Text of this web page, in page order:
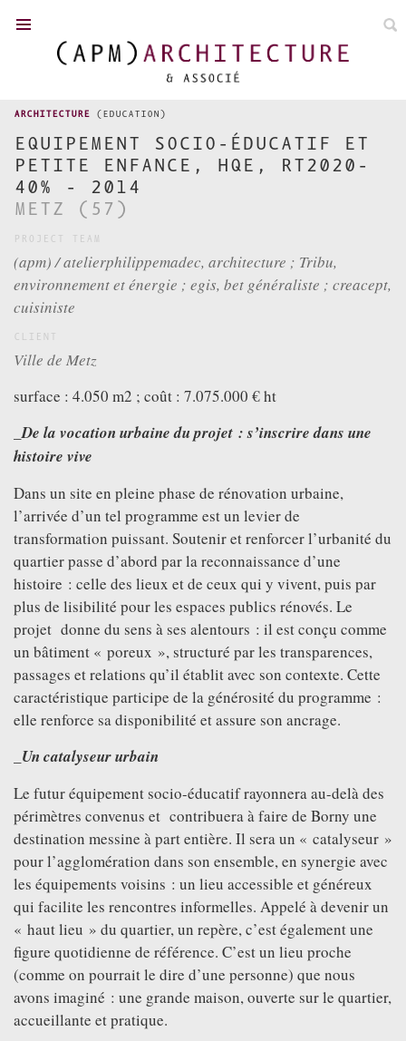
ARCHITECTURE (EDUCATION)
EQUIPEMENT SOCIO-ÉDUCATIF ET
PETITE ENFANCE, HQE, RT2020-
40% - 2014
METZ (57)
PROJECT TEAM
(apm) / atelierphilippemadec, architecture ; Tribu,
environnement et énergie ; egis, bet généraliste ; creacept,
cuisiniste
CLIENT
Ville de Metz
surface : 4.050 m2 ; coût : 7.075.000 € ht
_De la vocation urbaine du projet : s’inscrire dans une
histoire vive
Dans un site en pleine phase de rénovation urbaine,
l’arrivée d’un tel programme est un levier de
transformation puissant. Soutenir et renforcer l’urbanité du
quartier passe d’abord par la reconnaissance d’une
histoire : celle des lieux et de ceux qui y vivent, puis par
plus de lisibilité pour les espaces publics rénovés. Le
projet donne du sens à ses alentours : il est conçu comme
un bâtiment « poreux », structuré par les transparences,
passages et relations qu’il établit avec son contexte. Cette
caractéristique participe de la générosité du programme :
elle renforce sa disponibilité et assure son ancrage.
_Un catalyseur urbain
Le futur équipement socio-éducatif rayonnera au-delà des
périmètres convenus et contribuera à faire de Borny une
destination messine à part entière. Il sera un « catalyseur »
pour l’agglomération dans son ensemble, en synergie avec
les équipements voisins : un lieu accessible et généreux
qui facilite les rencontres informelles. Appelé à devenir un
« haut lieu » du quartier, un repère, c’est également une
figure quotidienne de référence. C’est un lieu proche
(comme on pourrait le dire d’une personne) que nous
avons imaginé : une grande maison, ouverte sur le quartier,
accueillante et pratique.
FR
TOWN PLANNING
COMPETITIONS
P. MADEC
TEAM
DISTINCTION
CONTACT
GREATFULL
DOWNLOAD
FOLLOW US ON